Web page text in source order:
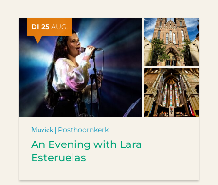
DI 25 AUG.
Muziek | Posthoornkerk
An Evening with Lara
Esteruelas